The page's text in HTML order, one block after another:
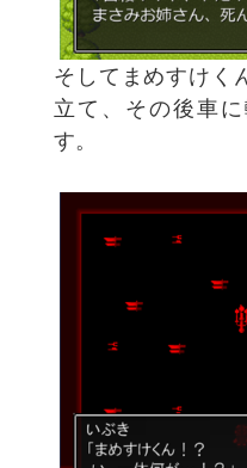
そしてまめすけく
立て、その後車
す。